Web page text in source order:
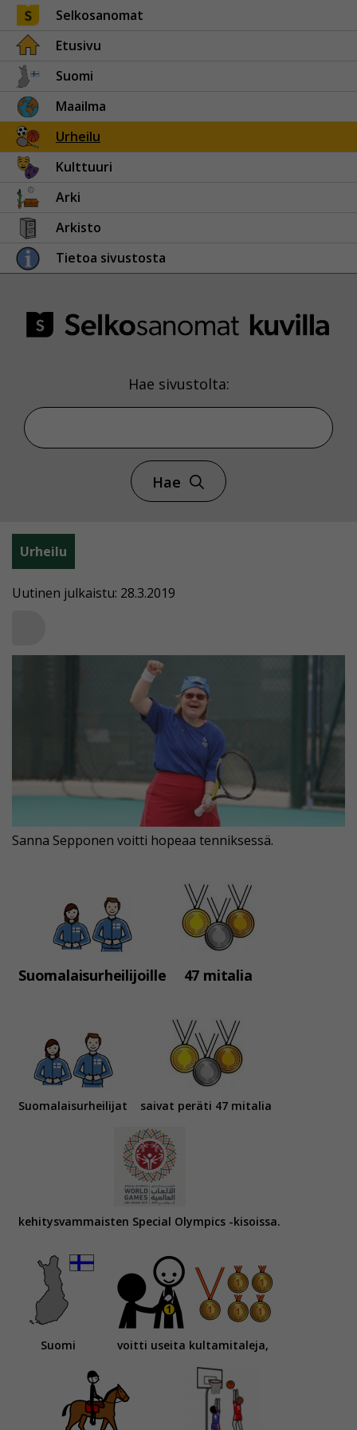
Selkosanomat
Etusivu
Suomi
Maailma
Urheilu
Kulttuuri
Arki
Arkisto
Tietoa sivustosta
Hae sivustolta:
Hae
Urheilu
Uutinen julkaistu: 28.3.2019
Suomalaisurheilijoille 47 mitalia
Sanna Sepponen voitti hopeaa tenniksessä.
Suomalaisurheilijat saivat peräti 47 mitalia
kehitysvammaisten Special Olympics -kisoissa.
Suomi voitti useita kultamitaleja,